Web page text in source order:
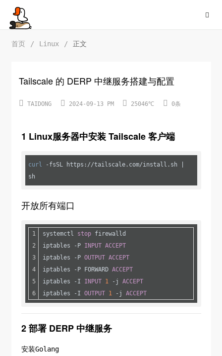
首页 / Linux / 正文
Tailscale 的 DERP 中继服务搭建与配置
 TAIDONG  2024-09-13 PM  25046℃  0条
1 Linux服务器中安装 Tailscale 客户端
curl
-fsSL https://tailscale.com/install.sh |
sh
开放所有端口
systemctl stop firewalld
iptables -P INPUT ACCEPT
iptables -P OUTPUT ACCEPT
iptables -P FORWARD ACCEPT
iptables -I
INPUT 1 -j ACCEPT
iptables -I OUTPUT 1 -j ACCEPT
2 部署 DERP 中继服务
安装Golang